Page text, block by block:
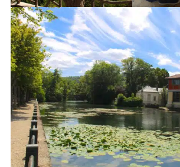
Colline Sainte-Germaine ©Léa
Martel
Bar-sur-